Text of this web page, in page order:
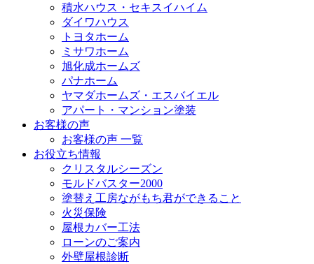
積水ハウス・セキスイハイム
ダイワハウス
トヨタホーム
ミサワホーム
旭化成ホームズ
パナホーム
ヤマダホームズ・エスバイエル
アパート・マンション塗装
お客様の声
お客様の声 一覧
お役立ち情報
クリスタルシーズン
モルドバスター2000
塗替え工房ながもち君ができること
火災保険
屋根カバー工法
ローンのご案内
外壁屋根診断